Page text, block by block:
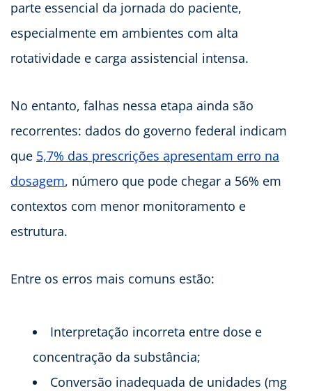
parte essencial da jornada do paciente,
especialmente em ambientes com alta
rotatividade e carga assistencial intensa.
No entanto, falhas nessa etapa ainda são
recorrentes: dados do governo federal indicam
que 5,7% das prescrições apresentam erro na
dosagem, número que pode chegar a 56% em
contextos com menor monitoramento e
estrutura.
Entre os erros mais comuns estão:
Interpretação incorreta entre dose e
concentração da substância;
Conversão inadequada de unidades (mg